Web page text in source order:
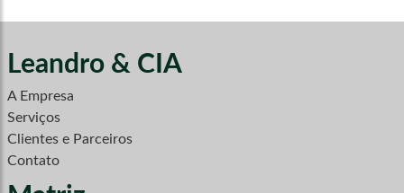
Leandro & CIA
A Empresa
Serviços
Clientes e Parceiros
Contato